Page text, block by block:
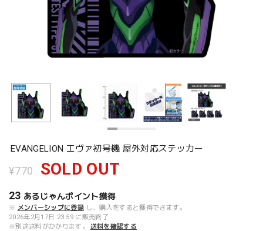
EVANGELION エヴァ初号機 屋外対応ステッカー
¥770 SOLD OUT
23 あるじゃんポイント獲得
※ メンバーシップに登録 し、購入をすると獲得できます。
2026年2月17日 23:59 に販売終了
※別途送料がかかります。
送料を確認する